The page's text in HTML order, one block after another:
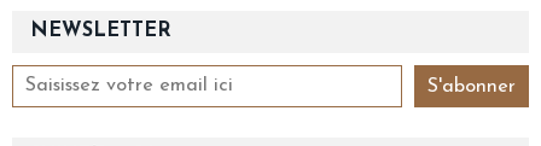
NEWSLETTER